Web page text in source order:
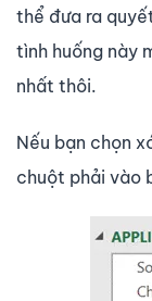
thể đưa ra
tình huống này
nhất thôi.
Nếu bạn chọn
chuột phải vào